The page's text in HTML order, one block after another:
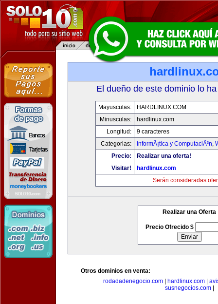
El dueño de este dominio lo
Mayusculas:
HARDLINUX.COM
Minusculas:
hardlinux.com
Longitud:
9 caracteres
Categorias:
InformÃ¡tica y ComputaciÃ³n,
Precio:
Realizar una oferta!
Visitar!
hardlinux.com
Serán consideradas
Realizar una Oferta
Precio Ofrecido $
Otros dominios en venta:
rodadadenegocio.com| hardlinux.com|
susnegocios.com|